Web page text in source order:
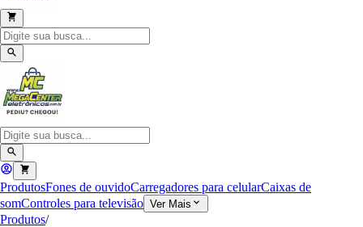
ProdutosFones de ouvidoCarregadores para celularCaixas de
somControles para televisão Ver Mais
Produtos/